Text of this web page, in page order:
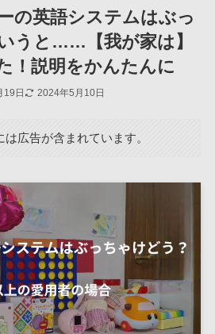
の英語システムはぶっ
うと……【我が家は】
！説明をかんたんに
19日 2024年5月10日
広告が含まれています。